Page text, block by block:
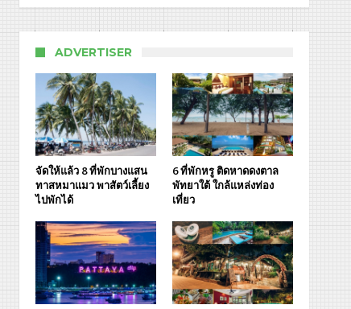
ADVERTISER
จัดให้แล้ว 8 ที่พักบางแสน
ทาสหมาแมว พาสัตว์เลี้ยง
ไปพักได้
6 ที่พักหรู ติดหาดดงตาล
พัทยาใต้ ใกล้แหล่งท่อง
เที่ยว